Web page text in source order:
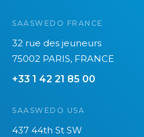
SAASWEDO FRANCE
32 rue des jeuneurs
75002 PARIS, FRANCE
+33 1 42 21 85 00
SAASWEDO USA
437 44th St SW